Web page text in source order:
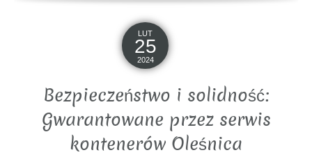
LUT
25
2024
Bezpieczeństwo i solidność:
Gwarantowane przez serwis
kontenerów Oleśnica